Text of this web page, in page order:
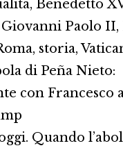
, Benedetto
Giovanni Paolo II,
, storia,
di Peña Nieto:
con Francesco
Quando